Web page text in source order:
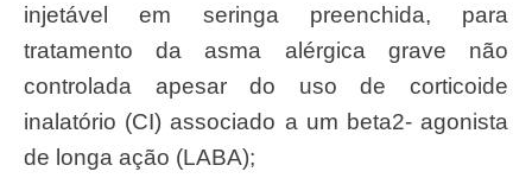
injetável em seringa preenchida, para
tratamento da asma alérgica grave não
controlada apesar do uso de corticoide
inalatório (CI) associado a um beta2- agonista
de longa ação (LABA);